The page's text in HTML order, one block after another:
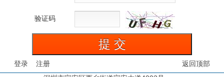
验证码
登录 注册
返回顶部